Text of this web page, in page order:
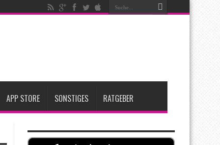
Apple übernimmt Softwarefirma PlasmaSolve
APP STORE SONSTIGES RATGEBER